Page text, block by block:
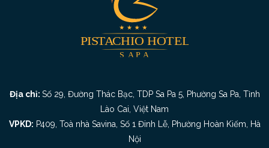
Địa chỉ: Số 29, Đường Thác Bạc, TDP Sa Pa 5, Phường Sa Pa, Tỉnh
Lào Cai, Việt Nam
VPKD: P409, Toà nhà Savina, Số 1 Đinh Lễ, Phường Hoàn Kiếm, Hà
Nội